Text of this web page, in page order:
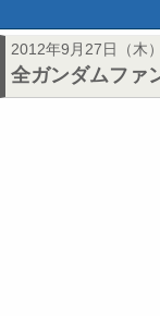
2012年9月27日（木）
全ガンダムファ